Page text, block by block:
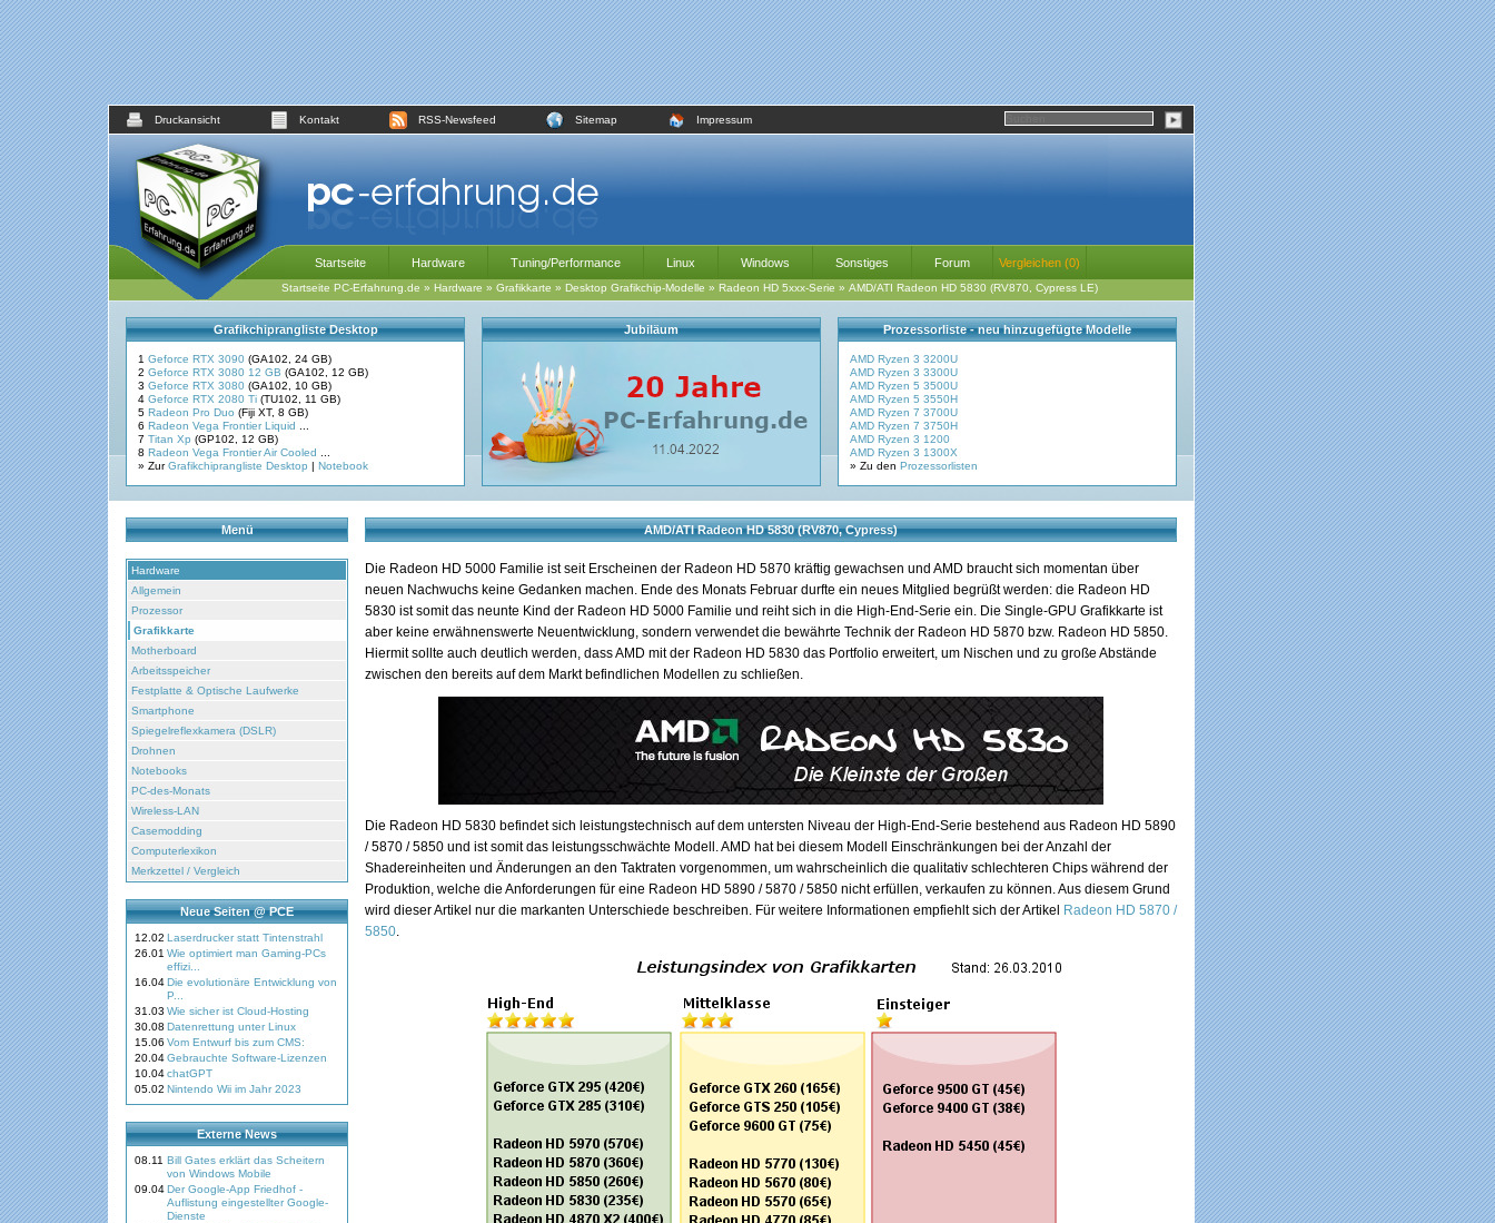
Druckansicht Kontakt RSS-Newsfeed Sitemap Impressum
Startseite Hardware Tuning/Performance Linux Windows Sonstiges Forum Vergleichen (0)
Startseite PC-Erfahrung.de » Hardware » Grafikkarte » Desktop Grafikchip-Modelle » Radeon HD 5xxx-Serie » AMD/ATI Radeon HD 5830 (RV870, Cypress LE)
Grafikchiprangliste Desktop
1 Geforce RTX 3090 (GA102, 24 GB)
2 Geforce RTX 3080 12 GB (GA102, 12 GB)
3 Geforce RTX 3080 (GA102, 10 GB)
4 Geforce RTX 2080 Ti (TU102, 11 GB)
5 Radeon Pro Duo (Fiji XT, 8 GB)
6 Radeon Vega Frontier Liquid
7 Titan Xp (GP102, 12 GB)
8 Radeon Vega Frontier Air Cooled
» ZurGrafikchiprangliste Desktop | Notebook
Jubiläum Prozessorliste - neu hinzugefügte Modelle
AMD Ryzen 3 3200U
AMD Ryzen 3 3300U
AMD Ryzen 5 3500U
AMD Ryzen 5 3550H
AMD Ryzen 7 3700U
AMD Ryzen 7 3750H
AMD Ryzen 3 1200
AMD Ryzen 3 1300X
» Zu den Prozessorlisten
Menü
Hardware
Allgemein
Prozessor
Grafikkarte
Motherboard
Arbeitsspeicher
Festplatte & Optische Laufwerke
Smartphone
Spiegelreflexkamera (DSLR)
Drohnen
Notebooks
PC-des-Monats
Wireless-LAN
Casemodding
Computerlexikon
Merkzettel / Vergleich
Neue Seiten @ PCE
12.02 Laserdrucker statt Tintenstrahl
26.01 Wie optimiert man Gaming-PCs
effizi...
16.04Die evolutionäre Entwicklung von
P...
31.03 Wie sicher ist Cloud-Hosting
30.08 Datenrettung unter Linux
15.06 Vom Entwurf bis zum CMS:
20.04Gebrauchte Software-Lizenzen
10.04chatGPT
05.02 Nintendo Wii im Jahr 2023
Externe News
08.11 Bill Gates erklärt das Scheitern
von Windows Mobile
09.04Der Google-App Friedhof -
Auflistung eingestellter Google-
Dienste
AMD/ATI Radeon HD 5830 (RV870, Cypress)
Die Radeon HD 5000 Familie ist seit Erscheinen der Radeon HD 5870 kräftig gewachsen und AMD braucht sich momentan über
neuen Nachwuchs keine Gedanken machen. Ende des Monats Februar durfte ein neues Mitglied begrüßt werden: die Radeon HD
5830 ist somit das neunte Kind der Radeon HD 5000 Familie und reiht sich in die High-End-Serie ein. Die Single-GPU Grafikkarte ist
aber keine erwähnenswerte Neuentwicklung, sondern verwendet die bewährte Technik der Radeon HD 5870 bzw. Radeon HD 5850.
Hiermit sollte auch deutlich werden, dass AMD mit der Radeon HD 5830 das Portfolio erweitert, um Nischen und zu große Abstände
zwischen den bereits auf dem Markt befindlichen Modellen zu schließen.
Die Radeon HD 5830 befindet sich leistungstechnisch auf dem untersten Niveau der High-End-Serie bestehend aus Radeon HD 5890
/ 5870 / 5850 und ist somit das leistungsschwächte Modell. AMD hat bei diesem Modell Einschränkungen bei der Anzahl der
Shadereinheiten und Änderungen an den Taktraten vorgenommen, um wahrscheinlich die qualitativ schlechteren Chips während der
Produktion, welche die Anforderungen für eine Radeon HD 5890 / 5870 / 5850 nicht erfüllen, verkaufen zu können. Aus diesem Grund
wird dieser Artikel nur die markanten Unterschiede beschreiben. Für weitere Informationen empfiehlt sich der Artikel
Radeon HD 5870 /
5850.